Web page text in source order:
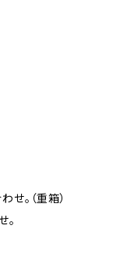
。（重箱）
。